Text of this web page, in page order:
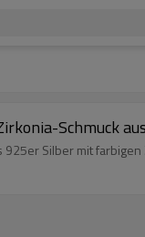
Schmuck
Silber mit